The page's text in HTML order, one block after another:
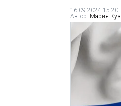
16.09.2024 15:20
Автор: Мария